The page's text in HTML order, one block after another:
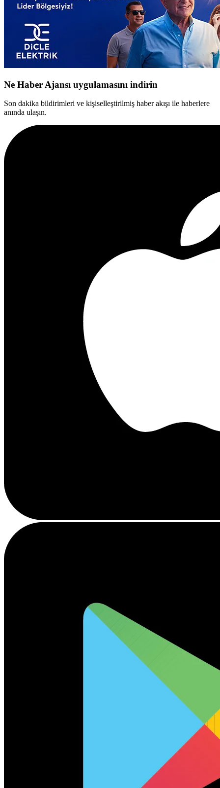
Ne Haber Ajansı uygulamasını indirin
Son dakika bildirimleri ve kişiselleştirilmiş haber akışı ile haberlere
anında ulaşın.